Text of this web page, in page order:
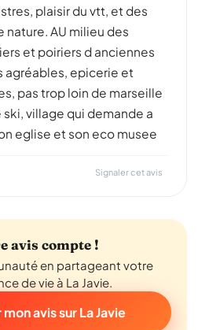
plaisir du vtt, et des
AU milieu des
et poiriers d anciennes
agréables, epicerie et
pas trop loin de marseille
village qui demande a
eglise et son eco musee
Signaler cet avis
avis compte !
en partageant votre
de vie à La Javie.
avis sur La Javie